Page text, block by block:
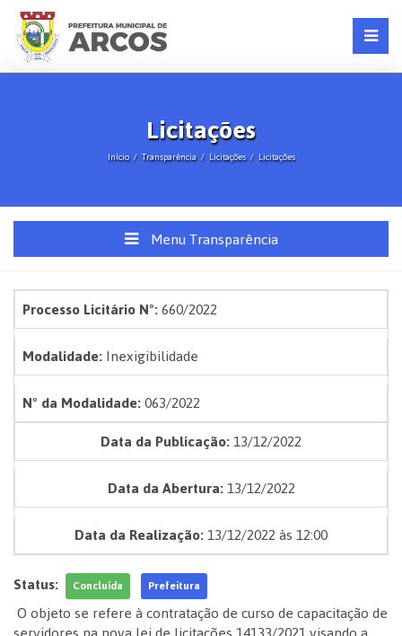
Licitações
Início Transparência Licitações Licitações
Menu Transparência
Processo Licitário Nº:660/2022
Modalidade:Inexigibilidade
Nº da Modalidade:063/2022
Data da Publicação:13/12/2022
Data da Abertura:13/12/2022
Data da Realização:13/12/2022 às 12:00
Status:
Concluída Prefeitura
O objeto se refere à contratação de curso de capacitação de